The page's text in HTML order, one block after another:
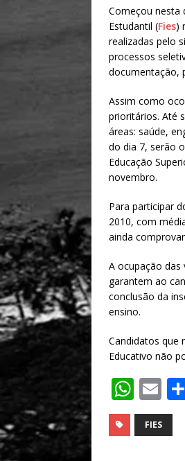
at
s
A
p
ai
l
Começou nesta
Estudantil (Fies)
realizadas pelo
processos
documentação,
Assim como
prioritários. Até
áreas: saúde,
do dia 7, serão
Educação
novembro.
Para participar
2010, com
ainda
A ocupação
garantem ao
conclusão da
ensino.
Candidatos que
Educativo não
W
h
at
E
m
ai
FIES